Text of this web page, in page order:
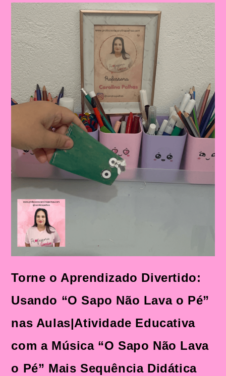
Não
Lava
O
Pé”:
Do
Infantil
Ao
Fundamental|Atividade
Educativa
Com
A
Música
“O
Sapo
Não
Lava
O
Pé”
Mais
Sequência
Didática
Torne o Aprendizado Divertido:
Usando “O Sapo Não Lava o Pé”
nas Aulas|Atividade Educativa
com a Música “O Sapo Não Lava
o Pé” Mais Sequência Didática